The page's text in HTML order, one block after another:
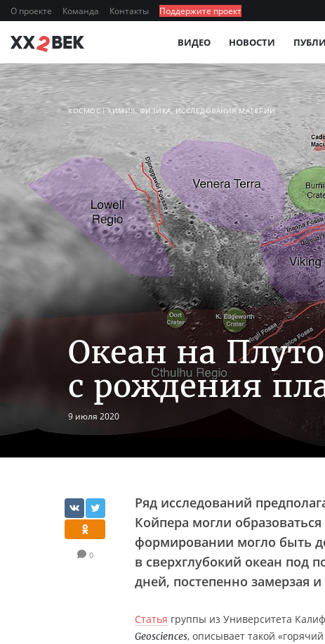
О проекте Команда Контакты Поддержите проект
ВИДЕО НОВОСТИ
КОСМОС ХИМИЯ, ФИЗИКА, ИССЛЕДОВАНИЯ МАТЕРИИ
Океан на
с рождения
9 июля 2020
0
Ряд исследований
Койпера могли
формировании могло быть
в сверхглубокий океан под
дней, постепенно замерзая
Статья группы из Университета
Geosciences, описывает такой